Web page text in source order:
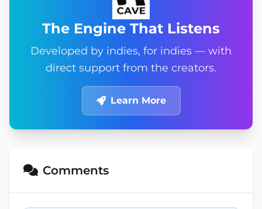
The Engine That Listens
Developed by indies, for indies — with
direct support from the creators.
Learn More
Comments